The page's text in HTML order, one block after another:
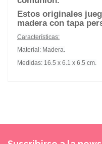
Estos originales
madera con tapa
Características:
Material: Madera.
Medidas: 16.5 x 6.1 x 6.5 cm.